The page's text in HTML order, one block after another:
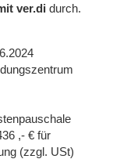
ver.di durch.
,- € für
(zzgl. USt)